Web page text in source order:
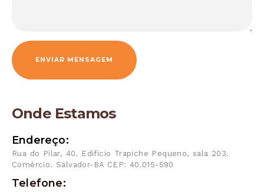
ENVIAR MENSAGEM
Onde Estamos
Endereço:
Rua do Pilar, 40. Edificio Trapiche Pequeno, sala 203.
Comércio. Salvador-BA CEP: 40.015-590
Telefone: